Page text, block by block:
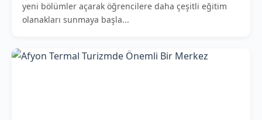
yeni bölümler açarak öğrencilere daha çeşitli eğitim
olanakları sunmaya başla...